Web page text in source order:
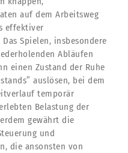
auf dem Arbeitsweg
effektiver
Spielen, insbesondere
Abläufen
einen Zustand der Ruhe
auslösen, bei dem
temporär
Belastung der
gewährt die
und
die ansonsten von